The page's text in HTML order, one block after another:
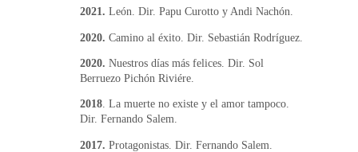
2021. León. Dir. Papu Curotto y Andi Nachón.
2020. Camino al éxito. Dir. Sebastián Rodríguez.
2020. Nuestros días más felices. Dir. Sol
Berruezo Pichón Riviére.
2018. La muerte no existe y el amor tampoco.
Dir. Fernando Salem.
2017. Protagonistas. Dir. Fernando Salem.